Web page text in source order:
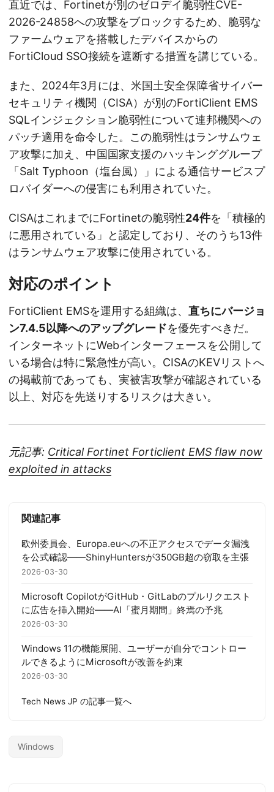
直近では、Fortinetが別のゼロデイ脆弱性CVE-
2026-24858への攻撃をブロックするため、脆弱な
ファームウェアを搭載したデバイスからの
FortiCloud SSO接続を遮断する措置を講じている。
また、2024年3月には、米国土安全保障省サイバー
セキュリティ機関（CISA）が別のFortiClient EMS
SQLインジェクション脆弱性について連邦機関への
パッチ適用を命令した。この脆弱性はランサムウェ
ア攻撃に加え、中国国家支援のハッキンググループ
「Salt Typhoon（塩台風）」による通信サービスプ
ロバイダーへの侵害にも利用されていた。
CISAはこれまでにFortinetの脆弱性24件を「積極的
に悪用されている」と認定しており、そのうち13件
はランサムウェア攻撃に使用されている。
対応のポイント
FortiClient EMSを運用する組織は、 直ちにバージョ
ン7.4.5以降へのアップグレードを優先すべきだ。
インターネットにWebインターフェースを公開して
いる場合は特に緊急性が高い。CISAのKEVリストへ
の掲載前であっても、実被害攻撃が確認されている
以上、対応を先送りするリスクは大きい。
元記事: Critical Fortinet Forticlient EMS flaw now
exploited in attacks
関連記事
欧州委員会、Europa.euへの不正アクセスでデータ漏洩
を公式確認――ShinyHuntersが350GB超の窃取を主張
2026-03-30
Microsoft CopilotがGitHub・GitLabのプルリクエスト
に広告を挿入開始——AI「蜜月期間」終焉の予兆
2026-03-30
Windows 11の機能展開、ユーザーが自分でコントロー
ルできるようにMicrosoftが改善を約束
2026-03-30
Tech News JP の記事一覧へ
Windows